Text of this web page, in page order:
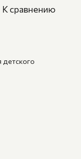
К сравнению
детского